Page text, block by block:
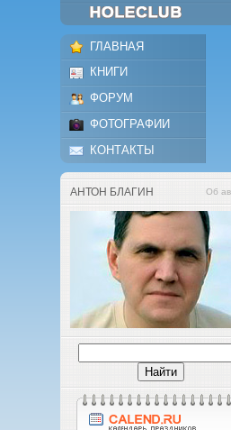
ГЛАВНАЯ
КНИГИ
ФОРУМ
ФОТОГРАФИИ
КОНТАКТЫ
АНТОН БЛАГИН Об